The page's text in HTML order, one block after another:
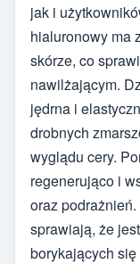
jak i
hialuronowy ma
skórze, co
nawilżającym.
jędrna i
drobnych
wyglądu cery.
regenerująco i
oraz
sprawiają, że
borykających